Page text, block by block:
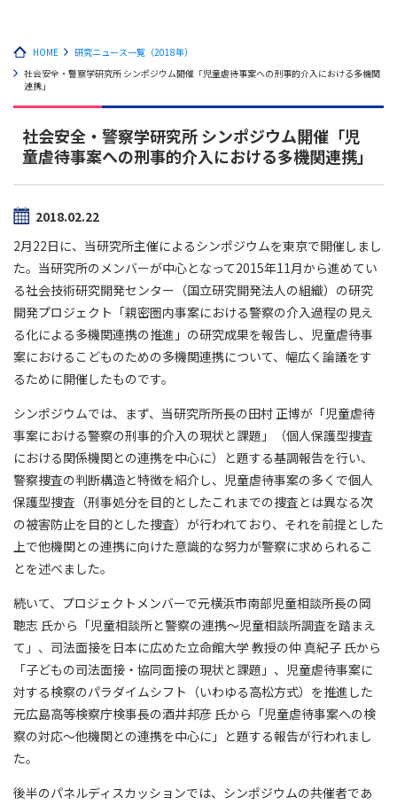
HOME
研究ニュース一覧（2018年）
社会安全・警察学研究所 シンポジウム開催「児童虐待事案への刑事的介入における多機関
連携」
社会安全・警察学研究所 シンポジウム開催「児
童虐待事案への刑事的介入における多機関連携」
2018.02.22
2月22日に、当研究所主催によるシンポジウムを東京で開催しまし
た。当研究所のメンバーが中心となって2015年11月から進めてい
る社会技術研究開発センター（国立研究開発法人の組織）の研究
開発プロジェクト「親密圏内事案における警察の介入過程の見え
る化による多機関連携の推進」の研究成果を報告し、児童虐待事
案におけるこどものための多機関連携について、幅広く論議をす
るために開催したものです。
シンポジウムでは、まず、当研究所所長の田村 正博が「児童虐待
事案における警察の刑事的介入の現状と課題」（個人保護型捜査
における関係機関との連携を中心に）と題する基調報告を行い、
警察捜査の判断構造と特徴を紹介し、児童虐待事案の多くで個人
保護型捜査（刑事処分を目的としたこれまでの捜査とは異なる次
の被害防止を目的とした捜査）が行われており、それを前提とした
上で他機関との連携に向けた意識的な努力が警察に求められるこ
とを述べました。
続いて、プロジェクトメンバーで元横浜市南部児童相談所長の岡
聰志 氏から「児童相談所と警察の連携～児童相談所調査を踏まえ
て」、司法面接を日本に広めた立命館大学 教授の仲 真紀子 氏から
「子どもの司法面接・協同面接の現状と課題」、児童虐待事案に
対する検察のパラダイムシフト（いわゆる高松方式）を推進した
元広島高等検察庁検事長の酒井邦彦 氏から「児童虐待事案への検
察の対応～他機関との連携を中心に」と題する報告が行われまし
た。
後半のパネルディスカッションでは、シンポジウムの共催者であ